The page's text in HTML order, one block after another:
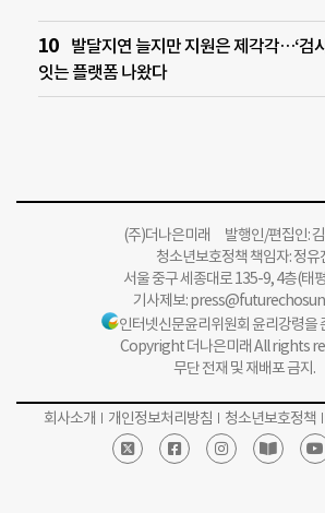
발달지연 늘지만 지원은 제각각…‘검
잇는 플랫폼 나왔다
(주)더나은미래 발행인/편집인:
청소년보호정책 책임자: 정유
서울 중구 세종대로 135-9, 4층(태
기사제보:
인터넷신문윤리위원회 윤리강령을
Copyright 더나은미래 All rights
무단 전재 및 재배포 금지.
회사소개 개인정보처리방침 청소년보호정책